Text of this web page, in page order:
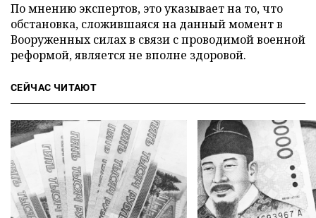
По мнению экспертов, это указывает на то, что
обстановка, сложившаяся на данный момент в
Вооруженных силах в связи с проводимой военной
реформой, является не вполне здоровой.
СЕЙЧАС ЧИТАЮТ